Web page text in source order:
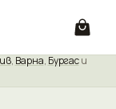
, Варна, Бургаси